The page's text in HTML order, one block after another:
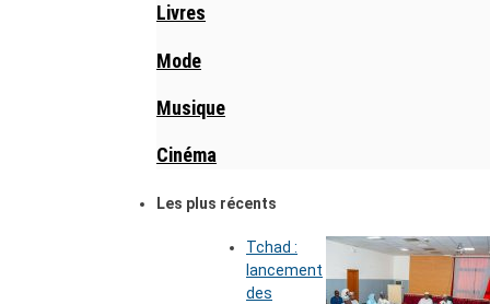
Livres
Mode
Musique
Cinéma
Les plus récents
Tchad :
lancement
des